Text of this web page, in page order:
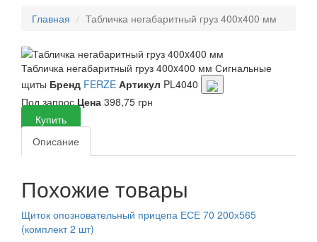
Главная
Табличка негабаритный груз 400x400 мм
Табличка негабаритный груз 400x400 мм Сигнальные
щиты Бренд FERZE Артикул PL4040
Под запросЦена 398,75 грн
Купить
Описание
Похожие товары
Щиток опозновательный прицепа ЕСЕ 70 200х565
(комплект 2 шт)